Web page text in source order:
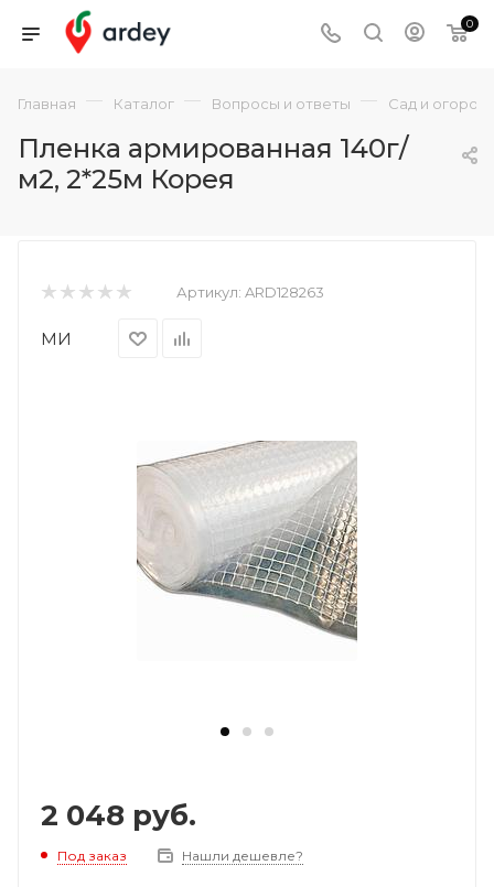
0
Главная — Каталог — Вопросы и ответы — Сад и огород
Пленка армированная 140г/
м2, 2*25м Корея
Артикул: ARD128263
МИ
2 048 руб.
Под заказ Нашли дешевле?